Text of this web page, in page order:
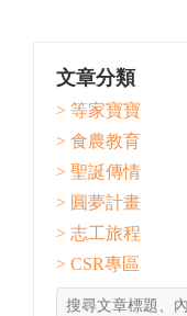
文章分類
> 等家寶寶
> 食農教育
> 聖誕傳情
> 圓夢計畫
> 志工旅程
> CSR專區